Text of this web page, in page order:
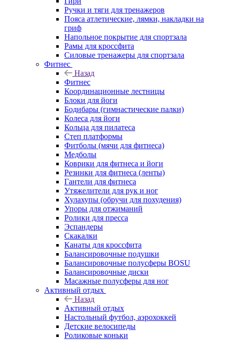
Ручки и тяги для тренажеров
Пояса атлетические, лямки, накладки на
гриф
Напольное покрытие для спортзала
Рамы для кроссфита
Силовые тренажеры для спортзала
Фитнес
Назад
Фитнес
Координационные лестницы
Блоки для йоги
Бодибары (гимнастические палки)
Колеса для йоги
Кольца для пилатеса
Степ платформы
Фитболы (мячи для фитнеса)
Медболы
Коврики для фитнеса и йоги
Резинки для фитнеса (ленты)
Гантели для фитнеса
Утяжелители для рук и ног
Хулахупы (обручи для похудения)
Упоры для отжиманий
Ролики для пресса
Эспандеры
Скакалки
Канаты для кроссфита
Балансировочные подушки
Балансировочные полусферы BOSU
Балансировочные диски
Масажные полусферы для ног
Активный отдых
Назад
Активный отдых
Настольный футбол, аэрохоккей
Детские велосипеды
Роликовые коньки